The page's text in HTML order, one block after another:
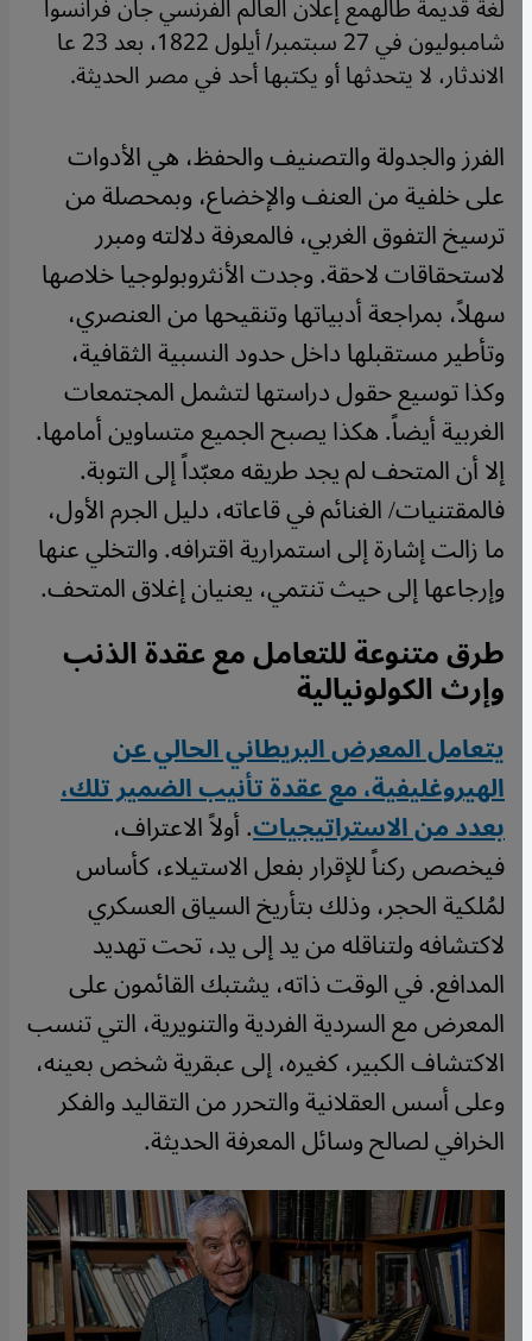
لغة قديمة طالهمع إعلان العالم الفرنسي جان فرانسوا
شامبوليون في 27 سبتمبر/ أيلول 1822، بعد 23 عا
الاندثار، لا يتحدثها أو يكتبها أحد في مصر الحديثة.
الفرز والجدولة والتصنيف والحفظ، هي الأدوات
على خلفية من العنف والإخضاع، وبمحصلة من
ترسيخ التفوق الغربي، فالمعرفة دلالته ومبرر
لاستحقاقات لاحقة. وجدت الأنثروبولوجيا خلاصها
سهلاً، بمراجعة أدبياتها وتنقيحها من العنصري،
وتأطير مستقبلها داخل حدود النسبية الثقافية،
وكذا توسيع حقول دراستها لتشمل المجتمعات
الغربية أيضاً. هكذا يصبح الجميع متساوين أمامها.
إلا أن المتحف لم يجد طريقه معبّداً إلى التوبة.
فالمقتنيات/ الغنائم في قاعاته، دليل الجرم الأول،
ما زالت إشارة إلى استمرارية اقترافه. والتخلي عنها
وإرجاعها إلى حيث تنتمي، يعنيان إغلاق المتحف.
طرق متنوعة للتعامل مع عقدة الذنب
وإرث الكولونيالية
يتعامل المعرض البريطاني الحالي عن
الهيروغليفية، مع عقدة تأنيب الضمير تلك،
بعدد من الاستراتيجيات. أولاً الاعتراف،
فيخصص ركناً للإقرار بفعل الاستيلاء، كأساس
لمُلكية الحجر، وذلك بتأريخ السياق العسكري
لاكتشافه ولتناقله من يد إلى يد، تحت تهديد
المدافع. في الوقت ذاته، يشتبك القائمون على
المعرض مع السردية الفردية والتنويرية، التي تنسب
الاكتشاف الكبير، كغيره، إلى عبقرية شخص بعينه،
وعلى أسس العقلانية والتحرر من التقاليد والفكر
الخرافي لصالح وسائل المعرفة الحديثة.